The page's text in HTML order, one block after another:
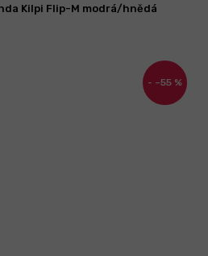
–55 %
Kilpi Flip-M modrá/hnědá